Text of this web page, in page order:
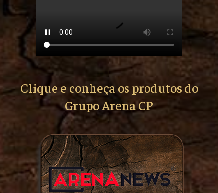
Clique e conheça os produtos do
Grupo Arena CP